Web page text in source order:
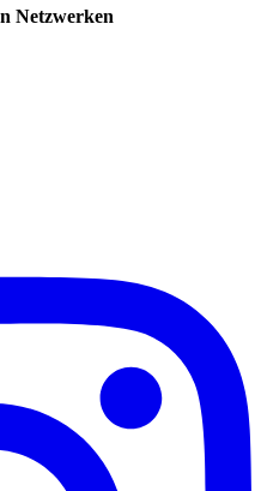
Netzwerken